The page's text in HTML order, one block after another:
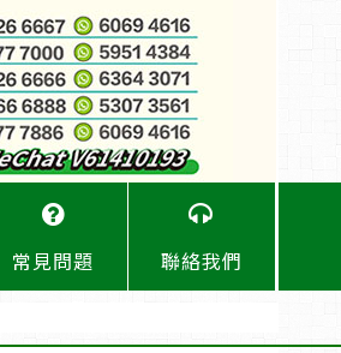
常見問題
聯絡我們